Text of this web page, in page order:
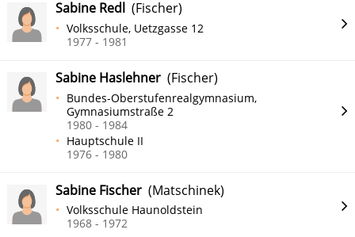
Sabine Redl (Fischer)
Volksschule, Uetzgasse 12
1977 - 1981
Sabine Haslehner (Fischer)
Bundes-Oberstufenrealgymnasium,
Gymnasiumstraße 2
1980 - 1984
Hauptschule II
1976 - 1980
Sabine Fischer (Matschinek)
Volksschule Haunoldstein
1968 - 1972